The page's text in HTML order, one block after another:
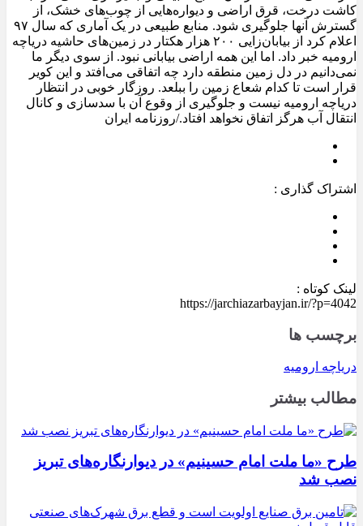
کاشت درخت، قرق اراضی و دیواره‌هایی از چوب‌‌های خشک، از
گسترش آنها جلوگیری شود. منابع طبیعی در یک آماری که سال ۹۷
اعلام کرد از بیابان‌زایی ۲۰۰ هزار هکتار در زمین‌های حاشیه دریاچه
ارومیه خبر داد. اما این همه اراضی بیابانی نبود. از سوی دیگر ما
نمی‌دانیم در دل زمین منطقه دارد چه اتفاقی می‌افتد و این کویر
قرار است تا کدام شعاع زمین را ببلعد. روزگار خوبی در انتظار
دریاچه ارومیه نیست و جلوگیری از وقوع آن با سدسازی و کانال
انتقال آب هرگز اتفاق نخواهد افتاد./روزنامه ایران
اشتراک گذاری :
لینک کوتاه :
https://jarchiazarbayjan.ir/?p=4042
برچسب ها
دریاچه ارومیه
مطالب بیشتر
طرح «ما ملت امام حسینیم» در دیوارنگاره‌های تبریز
نصب شد